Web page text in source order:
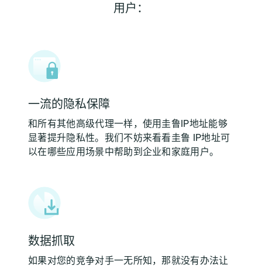
用户：
一流的隐私保障
和所有其他高级代理一样，使用圭鲁IP地址能够
显著提升隐私性。我们不妨来看看圭鲁 IP地址可
以在哪些应用场景中帮助到企业和家庭用户。
数据抓取
如果对您的竞争对手一无所知，那就没有办法让